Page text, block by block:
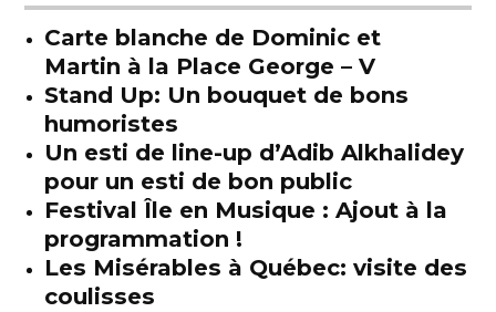
Carte blanche de Dominic et
Martin à la Place George – V
Stand Up: Un bouquet de bons
humoristes
Un esti de line-up d’Adib Alkhalidey
pour un esti de bon public
Festival Île en Musique : Ajout à la
programmation !
Les Misérables à Québec: visite des
coulisses